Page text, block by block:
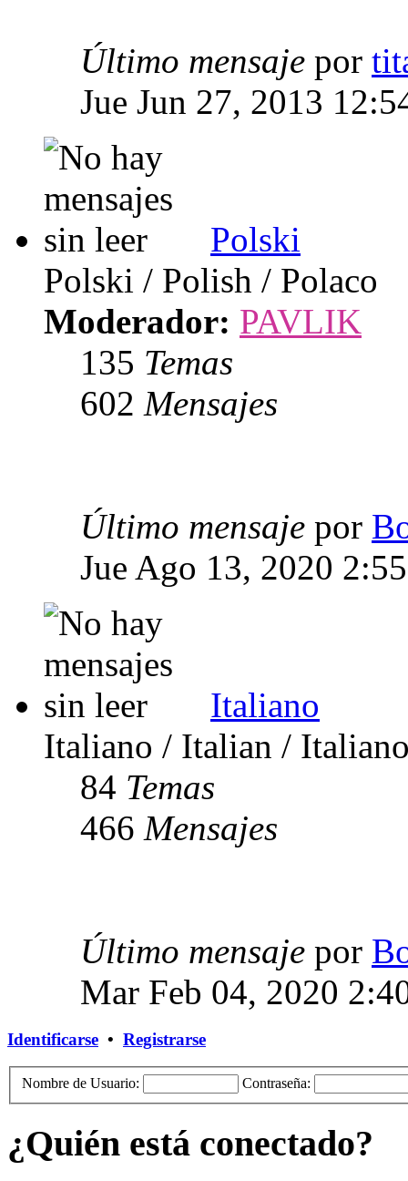
Último mensaje por
Jue Jun 27, 2013
Polski
Polski / Polish / Polaco
Moderador: PAVLIK
135 Temas
602 Mensajes
Último mensaje por
Jue Ago 13, 2020
Italiano
Italiano / Italian /
84 Temas
466 Mensajes
Último mensaje por
Mar Feb 04, 2020
Identificarse • Registrarse
Nombre de Usuario: Contraseña:
¿Quién está conectado?